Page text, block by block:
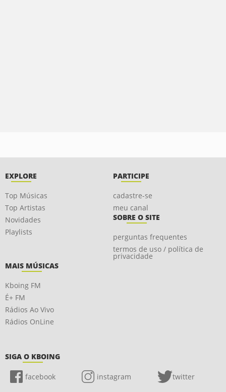
EXPLORE
Top Músicas
Top Artistas
Novidades
Playlists
PARTICIPE
cadastre-se
meu canal
SOBRE O SITE
perguntas frequentes
termos de uso / política de
privacidade
MAIS MÚSICAS
Kboing FM
É+ FM
Rádios Ao Vivo
Rádios OnLine
SIGA O KBOING
facebook instagram twitter